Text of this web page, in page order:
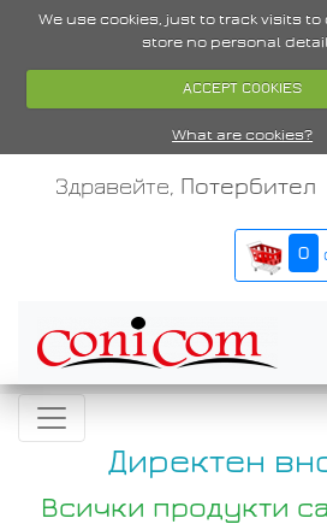
We use cookies, just to track visits to
store no personal
ACCEPT COOKIES
What are cookies?
Здравейте, Потербител
0
Директен
Всички продукти